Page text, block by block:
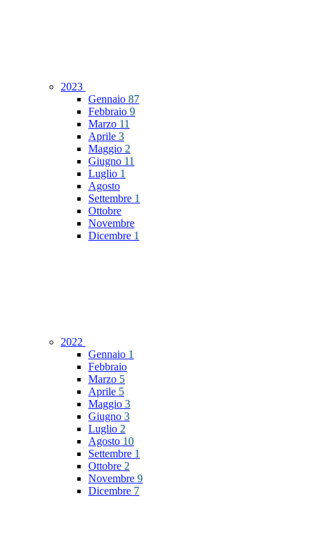
2023
Gennaio 87
Febbraio 9
Marzo 11
Aprile 3
Maggio 2
Giugno 11
Luglio 1
Agosto
Settembre 1
Ottobre
Novembre
Dicembre 1
2022
Gennaio 1
Febbraio
Marzo 5
Aprile 5
Maggio 3
Giugno 3
Luglio 2
Agosto 10
Settembre 1
Ottobre 2
Novembre 9
Dicembre 7